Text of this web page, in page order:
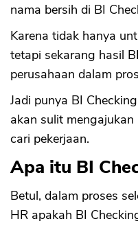
nama bersih di BI
Karena tidak hanya
tetapi sekarang hasil
perusahaan dalam
Jadi punya BI
akan sulit
cari pekerjaan.
Apa itu BI
Betul, dalam proses
HR apakah BI